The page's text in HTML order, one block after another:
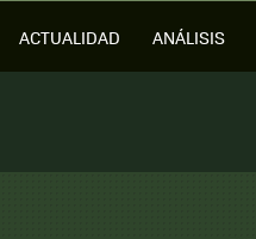
ACTUALIDAD ANÁLISIS